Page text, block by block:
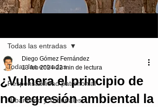
Todas las entradas
Responsabilidad patrimonial
Urbanismo y Tribunales
Todas las entradas
¿Vulnera el principio de
no regresión ambiental la
Diego Gómez Fernández
13 feb 2024 22 min de lectura